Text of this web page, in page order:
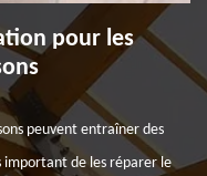
pour les
peuvent entraîner des
important de les réparer le